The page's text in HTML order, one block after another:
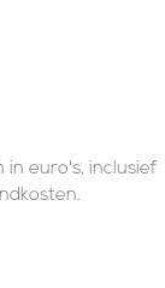
euro's, inclusief